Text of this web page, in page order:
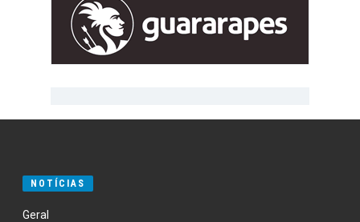
NOTÍCIAS
Geral